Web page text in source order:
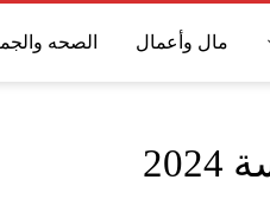
مال وأعمال الصحه